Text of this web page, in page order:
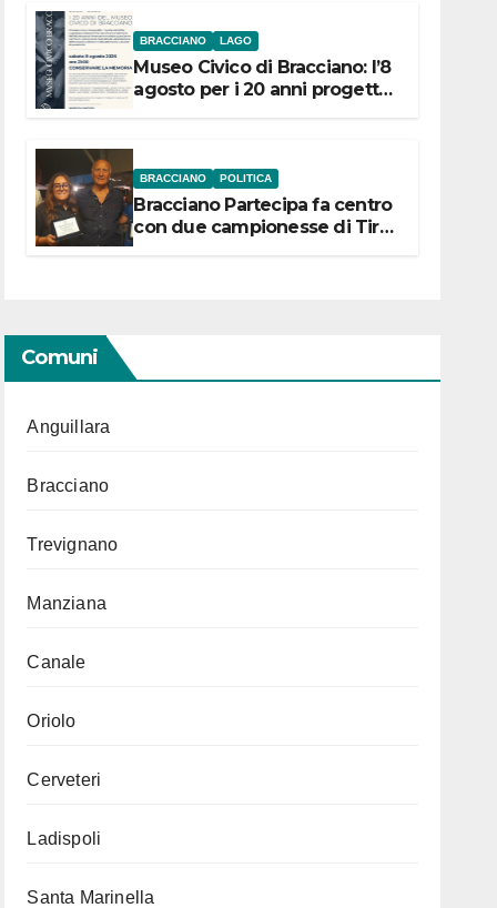
BRACCIANO LAGO
Museo Civico di Bracciano: l’8
agosto per i 20 anni progetto
BRACCIANO POLITICA
Bracciano Partecipa fa centro
con due campionesse di Tiro
Comuni
Anguillara
Bracciano
Trevignano
Manziana
Canale
Oriolo
Cerveteri
Ladispoli
Santa Marinella